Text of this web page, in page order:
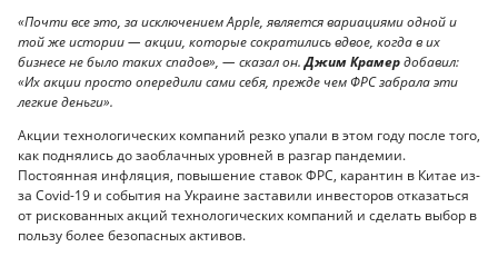
«Почти все это, за исключением Apple, является вариациями одной и
той же истории — акции, которые сократились вдвое, когда в их
бизнесе не было таких спадов», — сказал он.Джим Крамердобавил:
«Их акции просто опередили сами себя, прежде чем ФРС забрала эти
легкие деньги».
Акции технологических компаний резко упали в этом году после того,
как поднялись до заоблачных уровней в разгар пандемии.
Постоянная инфляция, повышение ставок ФРС, карантин в Китае из-
за Covid-19 и события на Украине заставили инвесторов отказаться
от рискованных акций технологических компаний и сделать выбор в
пользу более безопасных активов.